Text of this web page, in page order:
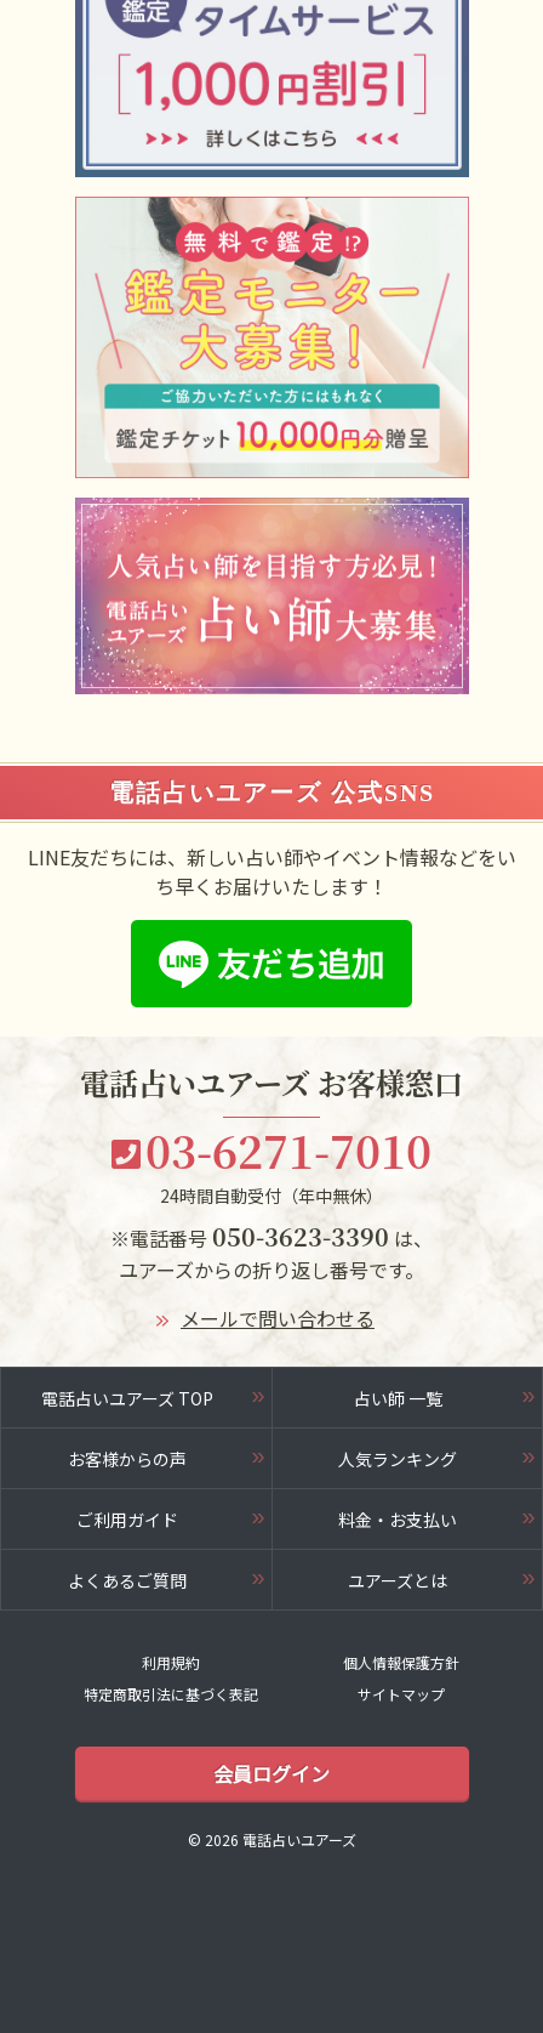
電話占いユアーズ 公式SNS
LINE友だちには、新しい占い師やイベント情報などをい
ち早くお届けいたします！
電話占いユアーズ お客様窓口
03-6271-7010
24時間自動受付（年中無休）
※電話番号 050-3623-3390 は、
ユアーズからの折り返し番号です。
メールで問い合わせる
電話占いユアーズ TOP 占い師 一覧
お客様からの声 人気ランキング
ご利用ガイド 料金・お支払い
よくあるご質問 ユアーズとは
利用規約
特定商取引法に基づく表記
個人情報保護方針
サイトマップ
会員ログイン
© 2026 電話占いユアーズ